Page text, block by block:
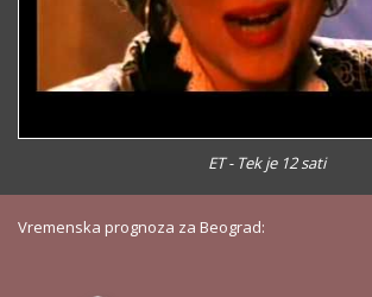
ET - Tek je 12 sati
Vremenska prognoza za Beograd: